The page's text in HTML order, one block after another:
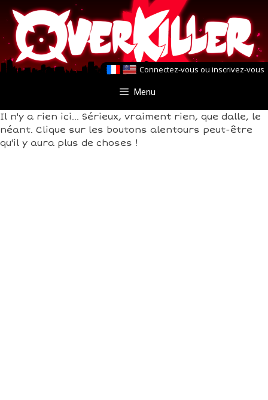
Aller
au
contenu
Aller
au
contenu
Connectez-vous ou inscrivez-vous
Menu
Il n'y a rien ici... Sérieux, vraiment rien, que dalle, le
néant. Clique sur les boutons alentours peut-être
qu'il y aura plus de choses !